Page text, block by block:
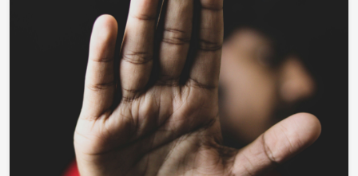
prevalência de comorbilidades psiquiátricas nestes
jovens. Argumenta que a evidência sobre
bloqueadores da puberdade e hormonas cruzadas é
limitada, justificando uma abordagem mais
prudente, sobretudo em menores. Destaca ainda a
mudança de orientação em países como o Reino
Unido, a Suécia e a Finlândia, que passaram a
privilegiar o acompanhamento psicológico. Por fim,
considera essencial realizar uma auditoria
independente aos casos portugueses para avaliar a
segurança, eficácia e qualidade das intervenções